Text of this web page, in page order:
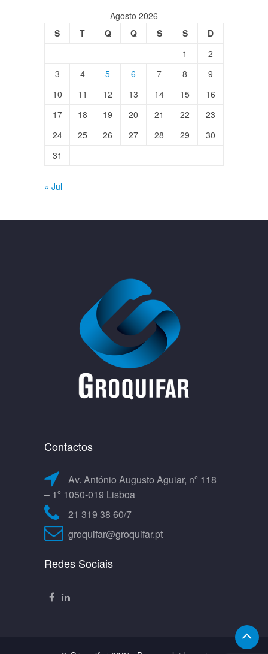
Agosto 2026
S
T Q Q S S
D
1
2
3
4 5 6 7 8
9
10
11 12 13 14 15
16
17
18 19 20 21 22
23
24
25 26 27 28 29
30
31
« Jul
Contactos
Av. António Augusto Aguiar, nº 118
– 1º 1050-019 Lisboa
21 319 38 60/7
groquifar@groquifar.pt
Redes Sociais